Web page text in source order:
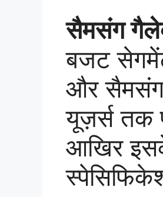
सैमसंग
बजट
और सैमसंग
यूज़र्स तक
आखिर